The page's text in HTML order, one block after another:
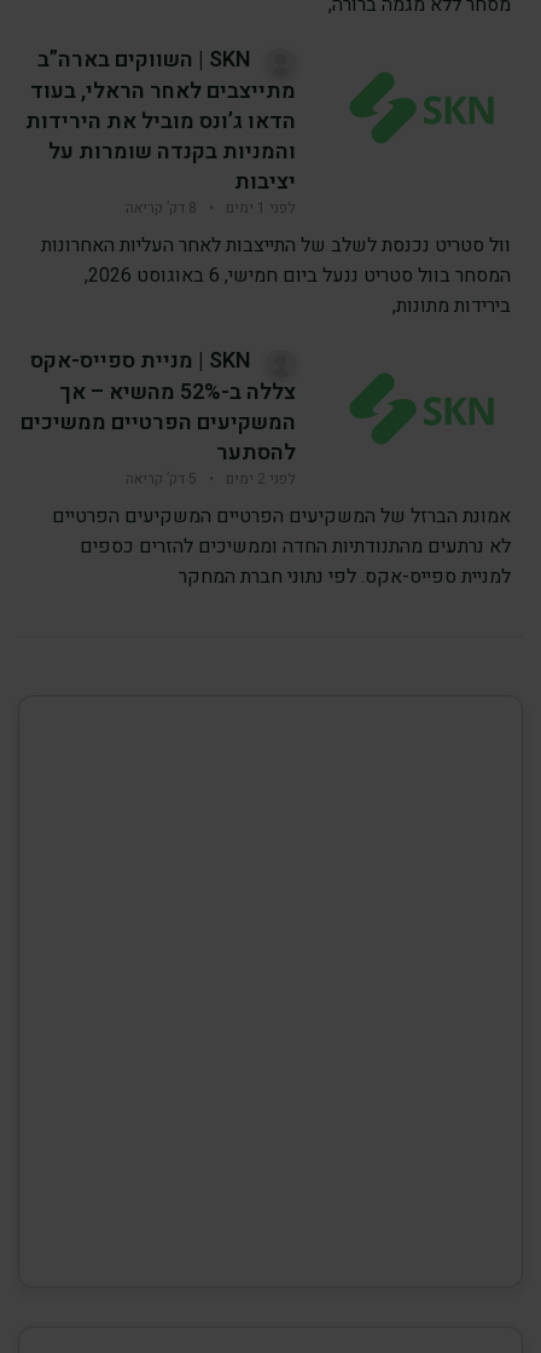
SKN | השווקים בארה”ב
מתייצבים לאחר הראלי, בעוד
הדאו ג’ונס מוביל את הירידות
והמניות בקנדה שומרות על
יציבות
לפני 1 ימים • 8 דק’ קריאה
וול סטריט נכנסת לשלב של התייצבות לאחר העליות האחרונות
המסחר בוול סטריט ננעל ביום חמישי, 6 באוגוסט 2026,
בירידות מתונות,
SKN | מניית ספייס-אקס
צללה ב-52% מהשיא – אך
המשקיעים הפרטיים ממשיכים
להסתער
לפני 2 ימים • 5 דק’ קריאה
אמונת הברזל של המשקיעים הפרטיים המשקיעים הפרטיים
לא נרתעים מהתנודתיות החדה וממשיכים להזרים כספים
למניית ספייס-אקס. לפי נתוני חברת המחקר